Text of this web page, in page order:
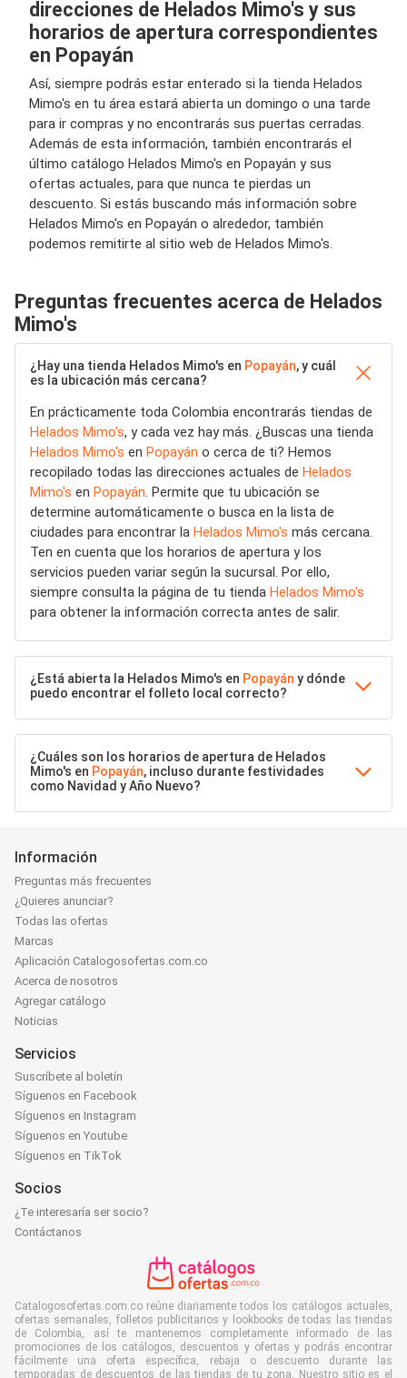
direcciones de Helados Mimo's y sus
horarios de apertura correspondientes
en Popayán
Así, siempre podrás estar enterado si la tienda Helados
Mimo's en tu área estará abierta un domingo o una tarde
para ir compras y no encontrarás sus puertas cerradas.
Además de esta información, también encontrarás el
último catálogo Helados Mimo's en Popayán y sus
ofertas actuales, para que nunca te pierdas un
descuento. Si estás buscando más información sobre
Helados Mimo's en Popayán o alrededor, también
podemos remitirte al sitio web de Helados Mimo's.
Preguntas frecuentes acerca de Helados
Mimo's
¿Hay una tienda Helados Mimo's en Popayán, y cuál
es la ubicación más cercana?
En prácticamente toda Colombia encontrarás tiendas de
Helados Mimo's, y cada vez hay más. ¿Buscas una tienda
Helados Mimo's en Popayán o cerca de ti? Hemos
recopilado todas las direcciones actuales de Helados
Mimo's en Popayán. Permite que tu ubicación se
determine automáticamente o busca en la lista de
ciudades para encontrar la Helados Mimo's más cercana.
Ten en cuenta que los horarios de apertura y los
servicios pueden variar según la sucursal. Por ello,
siempre consulta la página de tu tienda Helados Mimo's
para obtener la información correcta antes de salir.
¿Está abierta la Helados Mimo's en Popayán y dónde
puedo encontrar el folleto local correcto?
¿Cuáles son los horarios de apertura de Helados
Mimo's en Popayán, incluso durante festividades
como Navidad y Año Nuevo?
Información
Preguntas más frecuentes
¿Quieres anunciar?
Todas las ofertas
Marcas
Aplicación Catalogosofertas.com.co
Acerca de nosotros
Agregar catálogo
Noticias
Servicios
Suscríbete al boletín
Síguenos en Facebook
Síguenos en Instagram
Síguenos en Youtube
Síguenos en TikTok
Socios
¿Te interesaría ser socio?
Contáctanos
Catalogosofertas.com.co reúne diariamente todos los catálogos actuales,
ofertas semanales, folletos publicitarios y lookbooks de todas las tiendas
de Colombia, así te mantenemos completamente informado de las
promociones de los catálogos, descuentos y ofertas y podrás encontrar
fácilmente una oferta específica, rebaja o descuento durante las
temporadas de descuentos de las tiendas de tu zona. Nuestro sitio es el